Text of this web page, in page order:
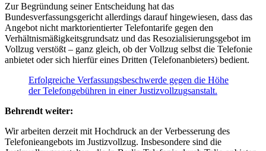
Zur Begründung seiner Entscheidung hat das
Bundesverfassungsgericht allerdings darauf hingewiesen, dass das
Angebot nicht marktorientierter Telefontarife gegen den
Verhältnismäßigkeitsgrundsatz und das Resozialisierungsgebot im
Vollzug verstößt – ganz gleich, ob der Vollzug selbst die Telefonie
anbietet oder sich hierfür eines Dritten (Telefonanbieters) bedient.
Erfolgreiche Verfassungsbeschwerde gegen die Höhe
der Telefongebühren in einer Justizvollzugsanstalt.
Behrendt weiter:
Wir arbeiten derzeit mit Hochdruck an der Verbesserung des
Telefonieangebots im Justizvollzug. Insbesondere sind die